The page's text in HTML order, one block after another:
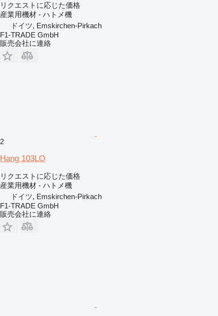
リクエストに応じた価格
産業用機材 - ハトメ機
ドイツ, Emskirchen-Pirkach
F1-TRADE GmbH
販売会社に連絡
2
Hang 103LO
リクエストに応じた価格
産業用機材 - ハトメ機
ドイツ, Emskirchen-Pirkach
F1-TRADE GmbH
販売会社に連絡